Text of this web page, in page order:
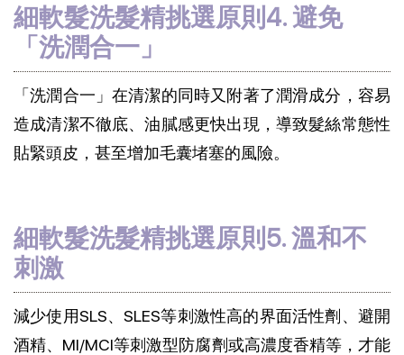
細軟髮洗髮精挑選原則4. 避免
「洗潤合一」
「洗潤合一」在清潔的同時又附著了潤滑成分，容易
造成清潔不徹底、油膩感更快出現，導致髮絲常態性
貼緊頭皮，甚至增加毛囊堵塞的風險。
細軟髮洗髮精挑選原則5. 溫和不
刺激
減少使用SLS、SLES等刺激性高的界面活性劑、避開
酒精、MI/MCI等刺激型防腐劑或高濃度香精等，才能